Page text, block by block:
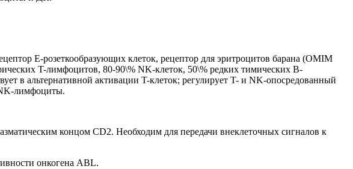
E-розеткообразующих клеток, рецептор для эритроцитов барана (OMIM
T-лимфоцитов, 80-90\% NK-клеток, 50\% редких тимических B-
в альтернативной активации T-клеток; регулирует T- и NK-опосредованный
лимфоциты.
концом CD2. Необходим для передачи внеклеточных сигналов к
онкогена ABL.